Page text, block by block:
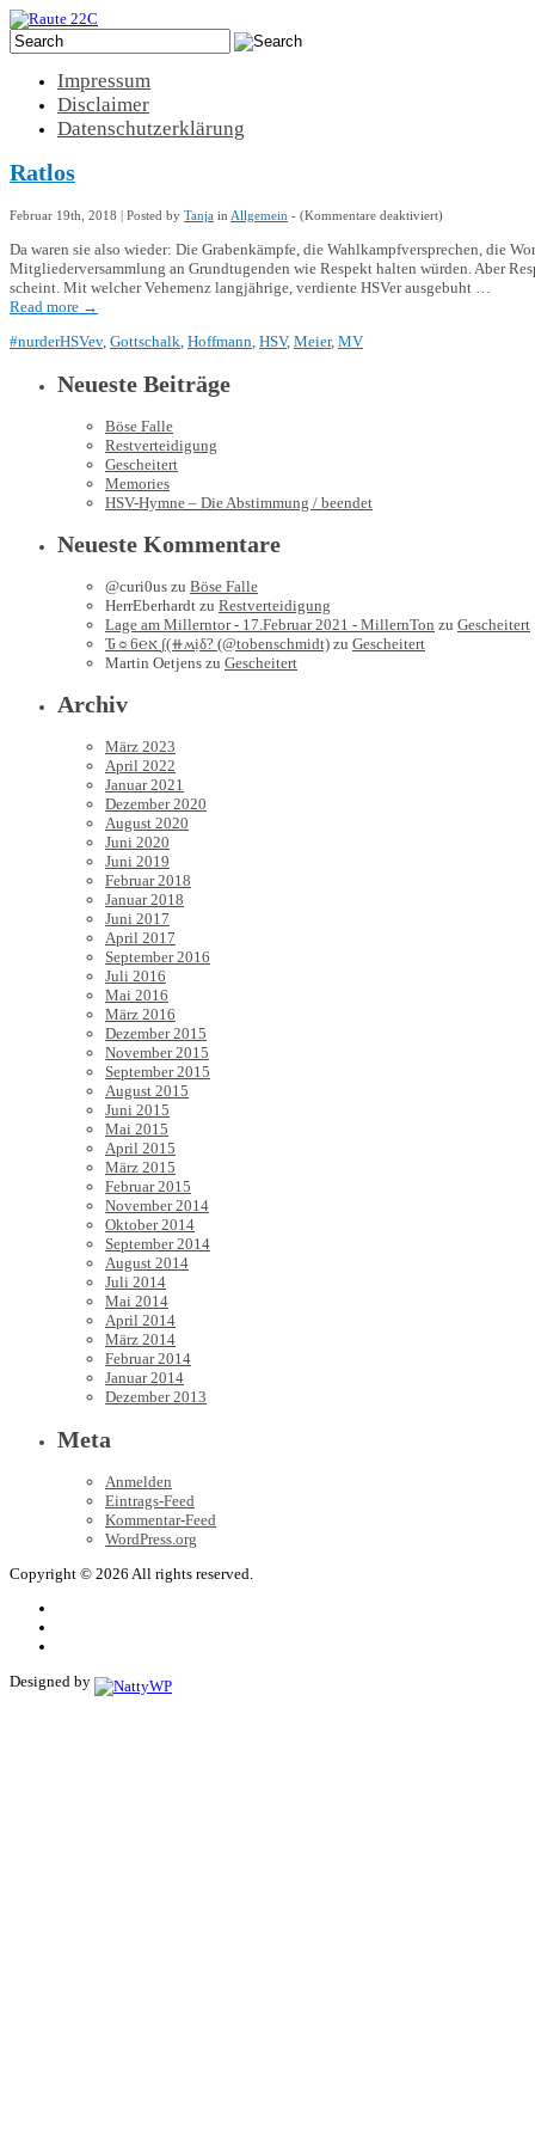
Impressum
Disclaimer
Datenschutzerklärung
Ratlos
Februar 19th, 2018 | Posted by Tanja in Allgemein - (Kommentare deaktiviertfür
Ratlos
)
Da waren sie also wieder: Die Grabenkämpfe, die Wahlkampfversprechen, die
Mitgliederversammlung an Grundtugenden wie Respekt halten würden. Aber
scheint. Mit welcher Vehemenz langjährige, verdiente HSVer ausgebuht …
Read more →
#nurderHSVev, Gottschalk, Hoffmann, HSV, Meier, MV
Neueste Beiträge
Böse Falle
Restverteidigung
Gescheitert
Memories
HSV-Hymne – Die Abstimmung / beendet
Neueste Kommentare
@curi0us zu Böse Falle
HerrEberhardt zu Restverteidigung
Lage am Millerntor - 17.Februar 2021 - MillernTon zu Gescheitert
Ԏ☼6℮א ∫(⧺ʍịδ? (@tobenschmidt) zu Gescheitert
Martin Oetjens zu Gescheitert
Archiv
März 2023
April 2022
Januar 2021
Dezember 2020
August 2020
Juni 2020
Juni 2019
Februar 2018
Januar 2018
Juni 2017
April 2017
September 2016
Juli 2016
Mai 2016
März 2016
Dezember 2015
November 2015
September 2015
August 2015
Juni 2015
Mai 2015
April 2015
März 2015
Februar 2015
November 2014
Oktober 2014
September 2014
August 2014
Juli 2014
Mai 2014
April 2014
März 2014
Februar 2014
Januar 2014
Dezember 2013
Meta
Anmelden
Eintrags-Feed
Kommentar-Feed
WordPress.org
Copyright © 2026 All rights reserved.
Designed by